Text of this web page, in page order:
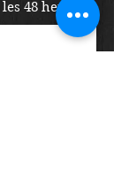
48 heures.